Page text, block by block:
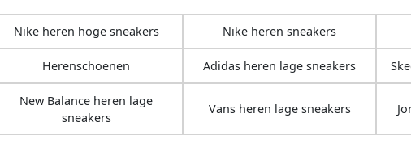
Nike heren hoge sneakers Nike heren sneakers
Herenschoenen Adidas heren lage sneakers
New Balance heren lage
sneakers
Vans heren lage sneakers